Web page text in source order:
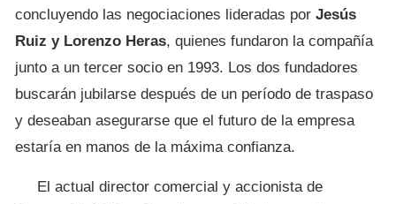
concluyendo las negociaciones lideradas por Jesús
Ruiz y Lorenzo Heras, quienes fundaron la compañía
junto a un tercer socio en 1993. Los dos fundadores
buscarán jubilarse después de un período de traspaso
y deseaban asegurarse que el futuro de la empresa
estaría en manos de la máxima confianza.
El actual director comercial y accionista de